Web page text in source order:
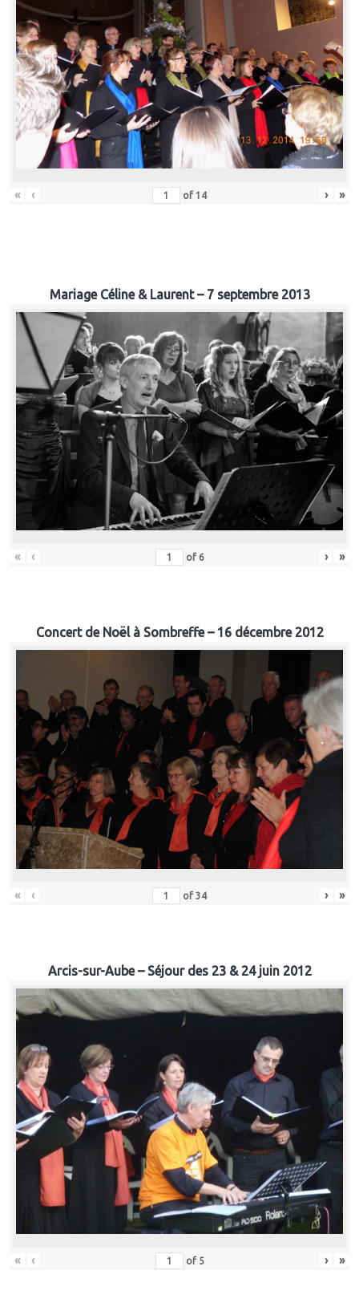
« ‹ of 14 › »
Mariage Céline & Laurent – 7 septembre 2013
« ‹ of 6 › »
Concert de Noël à Sombreffe – 16 décembre 2012
« ‹ of 34 › »
Arcis-sur-Aube – Séjour des 23 & 24 juin 2012
« ‹ of 5 › »